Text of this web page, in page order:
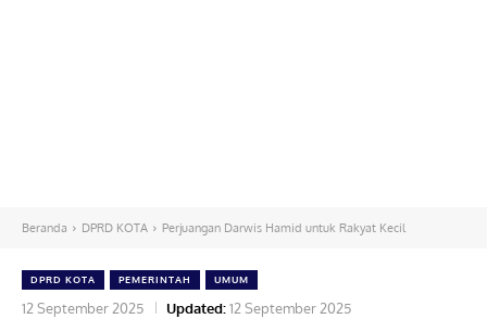
Beranda DPRD KOTA Perjuangan Darwis Hamid untuk Rakyat Kecil
DPRD KOTA PEMERINTAH UMUM
12 September 2025 Updated:12 September 2025